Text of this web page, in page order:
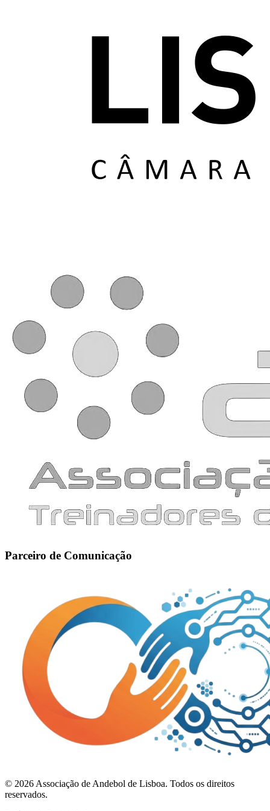
Parceiro de Comunicação
© 2026 Associação de Andebol de Lisboa. Todos os direitos
reservados.